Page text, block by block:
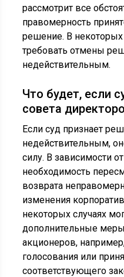
рассмотрит все
правомерность
решение. В
требовать отмены
недействительным.
Что будет, если
совета
Если суд признает
недействительным,
силу. В зависимости
необходимость
возврата
изменения
некоторых случаях
дополнительные
акционеров,
голосования или
соответствующего